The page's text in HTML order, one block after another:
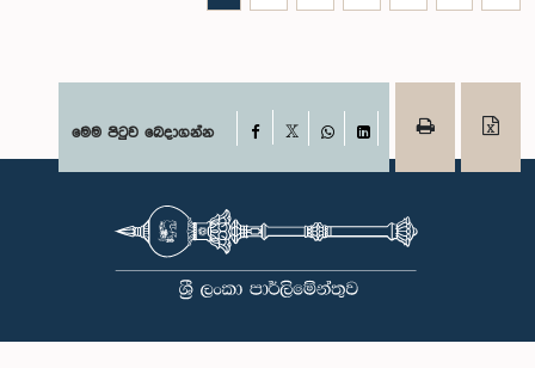
මෙම පිටුව බෙදාගන්න Facebook
WhatsAppLinkedIn